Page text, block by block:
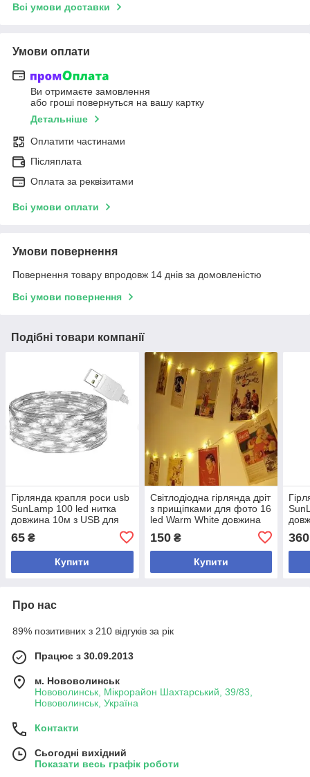
Всі умови доставки
Умови оплати
Ви отримаєте замовлення
або гроші повернуться на вашу картку
Детальніше
Оплатити частинами
Післяплата
Оплата за реквізитами
Всі умови оплати
Умови повернення
Повернення товару впродовж 14 днів за домовленістю
Всі умови повернення
Подібні товари компанії
Гірлянда крапля роси usb
SunLamp 100 led нитка
довжина 10м з USB для
світло
65 ₴
Купити
Світлодіодна гірлянда дріт
з прищіпками для фото 16
led Warm White довжина
2,0 метра на батарейках 2
шт AA
150₴
Купити
360
Про нас
89% позитивних з 210 відгуків за рік
Працює з 30.09.2013
м. Нововолинськ
Нововолинськ, Мікрорайон Шахтарський, 39/83,
Нововолинськ, Україна
Контакти
Сьогодні вихідний
Показати весь графік роботи